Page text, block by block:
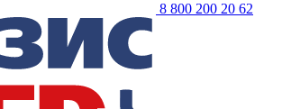
8 800 200 20 62